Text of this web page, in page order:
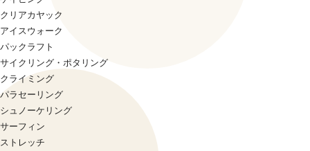
クリアカヤック
アイスウォーク
パックラフト
サイクリング・ポタリング
クライミング
パラセーリング
シュノーケリング
サーフィン
ストレッチ